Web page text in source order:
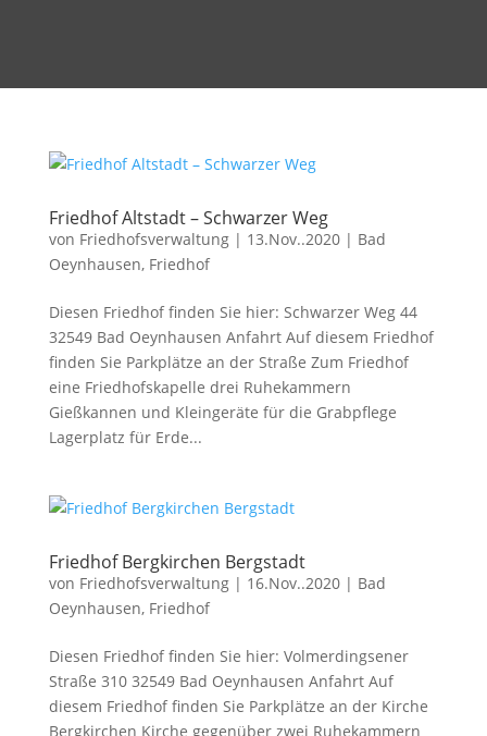
Friedhof Altstadt – Schwarzer Weg
von Friedhofsverwaltung| 13.Nov..2020| Bad
Oeynhausen, Friedhof
Diesen Friedhof finden Sie hier: Schwarzer Weg 44
32549 Bad Oeynhausen Anfahrt Auf diesem Friedhof
finden Sie Parkplätze an der Straße Zum Friedhof
eine Friedhofskapelle drei Ruhekammern
Gießkannen und Kleingeräte für die Grabpflege
Lagerplatz für Erde...
Friedhof Bergkirchen Bergstadt
von Friedhofsverwaltung| 16.Nov..2020| Bad
Oeynhausen, Friedhof
Diesen Friedhof finden Sie hier: Volmerdingsener
Straße 310 32549 Bad Oeynhausen Anfahrt Auf
diesem Friedhof finden Sie Parkplätze an der Kirche
Bergkirchen Kirche gegenüber zwei Ruhekammern